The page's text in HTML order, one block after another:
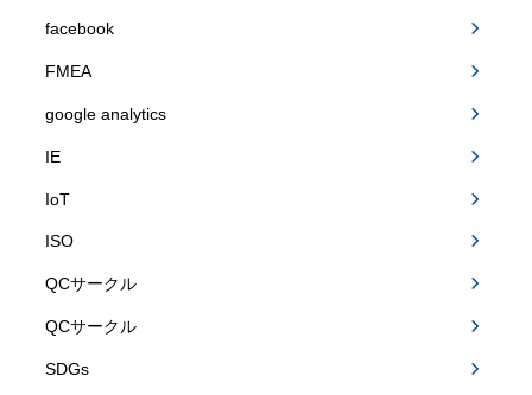
facebook
FMEA
google analytics
IE
IoT
ISO
QCサークル
QCサークル
SDGs